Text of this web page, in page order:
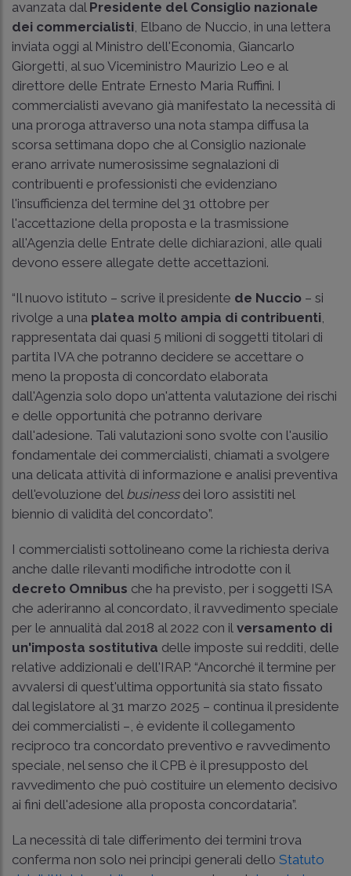
avanzata dal Presidente del Consiglio nazionale
dei commercialisti , Elbano de Nuccio, in una lettera
inviata oggi al Ministro dell'Economia, Giancarlo
Giorgetti, al suo Viceministro Maurizio Leo e al
direttore delle Entrate Ernesto Maria Ruffini. I
commercialisti avevano già manifestato la necessità di
una proroga attraverso una nota stampa diffusa la
scorsa settimana dopo che al Consiglio nazionale
erano arrivate numerosissime segnalazioni di
contribuenti e professionisti che evidenziano
l'insufficienza del termine del 31 ottobre per
l'accettazione della proposta e la trasmissione
all'Agenzia delle Entrate delle dichiarazioni, alle quali
devono essere allegate dette accettazioni.
“Il nuovo istituto – scrive il presidente de Nuccio – si
rivolge a una platea molto ampia di contribuenti
rappresentata dai quasi 5 milioni di soggetti titolari di
partita IVA che potranno decidere se accettare o
meno la proposta di concordato elaborata
dall'Agenzia solo dopo un'attenta valutazione dei rischi
e delle opportunità che potranno derivare
dall'adesione. Tali valutazioni sono svolte con l'ausilio
fondamentale dei commercialisti, chiamati a svolgere
una delicata attività di informazione e analisi preventiva
dell'evoluzione del businessdei loro assistiti nel
biennio di validità del concordato”.
I commercialisti sottolineano come la richiesta deriva
anche dalle rilevanti modifiche introdotte con il
decreto Omnibus che ha previsto, per i soggetti ISA
che aderiranno al concordato, il ravvedimento speciale
per le annualità dal 2018 al 2022 con il versamento di
un'imposta sostitutiva delle imposte sui redditi, delle
relative addizionali e dell'IRAP. “Ancorché il termine per
avvalersi di quest'ultima opportunità sia stato fissato
dal legislatore al 31 marzo 2025 – continua il presidente
dei commercialisti –, è evidente il collegamento
reciproco tra concordato preventivo e ravvedimento
speciale, nel senso che il CPB è il presupposto del
ravvedimento che può costituire un elemento decisivo
ai fini dell'adesione alla proposta concordataria”.
La necessità di tale differimento dei termini trova
conferma non solo nei principi generali dello Statuto